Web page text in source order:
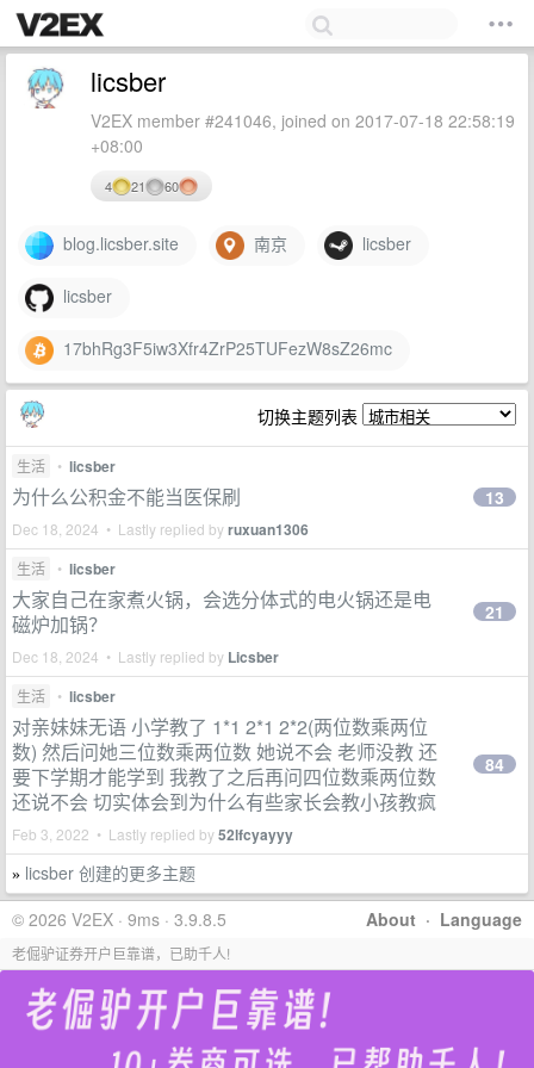
licsber
V2EX member #241046, joined on 2017-07-18 22:58:19
+08:00
4 21 60
blog.licsber.site 南京 licsber
licsber
17bhRg3F5iw3Xfr4ZrP25TUFezW8sZ26mc
切换主题列表
生活 • licsber
为什么公积金不能当医保刷
Dec 18, 2024 • Lastly replied byruxuan1306
13
生活 • licsber
大家自己在家煮火锅，会选分体式的电火锅还是电
磁炉加锅？
Dec 18, 2024 • Lastly replied by Licsber
21
生活 • licsber
对亲妹妹无语 小学教了 1*1 2*1 2*2(两位数乘两位
数) 然后问她三位数乘两位数 她说不会 老师没教 还
要下学期才能学到 我教了之后再问四位数乘两位数
还说不会 切实体会到为什么有些家长会教小孩教疯
Feb 3, 2022 • Lastly replied by52lfcyayyy
84
» licsber 创建的更多主题
About · Language
© 2026 V2EX · 9ms · 3.9.8.5
老倔驴证券开户巨靠谱，已助千人!